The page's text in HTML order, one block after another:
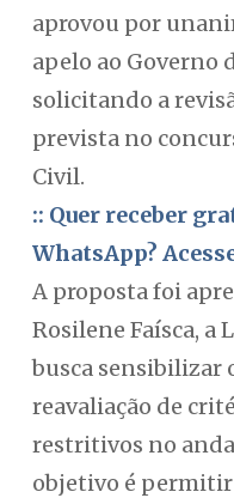
aprovou por
apelo ao Governo
solicitando a
prevista no
Civil.
:: Quer receber
WhatsApp?
A proposta foi
Rosilene Faísca, a
busca sensibilizar
reavaliação de
restritivos no
objetivo é